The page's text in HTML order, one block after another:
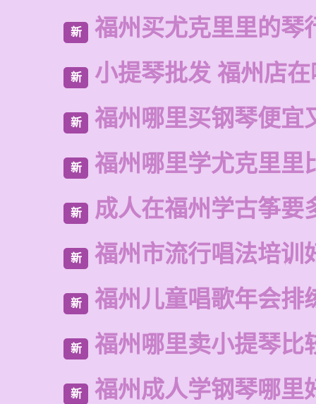
新 福州买尤克里里的琴
新 小提琴批发 福州店
新 福州哪里买钢琴便宜
新 福州哪里学尤克里里
新 成人在福州学古筝要
新 福州市流行唱法培训
新 福州儿童唱歌年会排
新 福州哪里卖小提琴比
新 福州成人学钢琴哪里